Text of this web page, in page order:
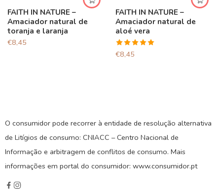
FAITH IN NATURE –
Amaciador natural de
toranja e laranja
€8,45
FAITH IN NATURE –
Amaciador natural de
aloé vera
Avaliação
5.00de 5
€8,45
O consumidor pode recorrer à entidade de resolução alternativa
de Litígios de consumo: CNIACC – Centro Nacional de
Informação e arbitragem de conflitos de consumo. Mais
informações em portal do consumidor: www.consumidor.pt